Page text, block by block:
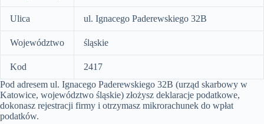
Ulica ul. Ignacego Paderewskiego 32B
Województwo śląskie
Kod
2417
Pod adresem ul. Ignacego Paderewskiego 32B (urząd skarbowy w
Katowice, województwo śląskie) złożysz deklaracje podatkowe,
dokonasz rejestracji firmy i otrzymasz mikrorachunek do wpłat
podatków.